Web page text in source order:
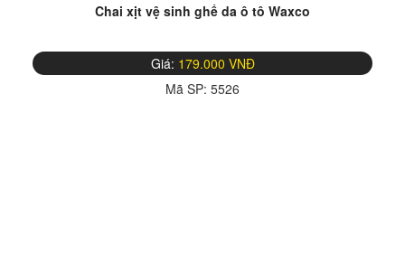
Chai xịt vệ sinh ghế da ô tô Waxco
Giá: 179.000 VNĐ
Mã SP: 5526